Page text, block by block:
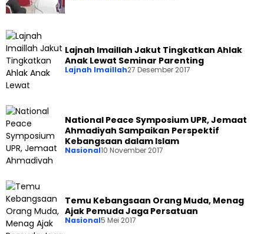
Lajnah Imaillah Jakut Tingkatkan Ahlak
Anak Lewat Seminar Parenting
Lajnah Imaillah27 Desember 2017
National Peace Symposium UPR, Jemaat
Ahmadiyah Sampaikan Perspektif
Kebangsaan dalam Islam
Nasional10 November 2017
Temu Kebangsaan Orang Muda, Menag
Ajak Pemuda Jaga Persatuan
Nasional5 Mei 2017